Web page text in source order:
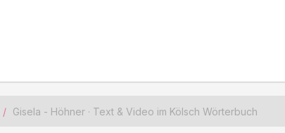
Gisela - Höhner · Text & Video im Kölsch Wörterbuch